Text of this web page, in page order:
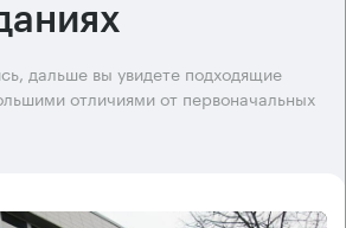
дальше вы увидете подходящие
отличиями от первоначальных